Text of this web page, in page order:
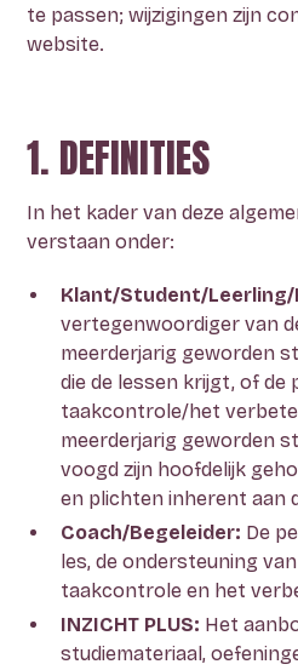
ONTDEK ONS
te passen; wijzigingen zijn
website.
1. DEFINITIES
In het kader van deze
verstaan onder:
Klant/Student/Leerling/
vertegenwoordiger van
meerderjarig geworden
die de lessen krijgt, of de
taakcontrole/het
meerderjarig geworden
voogd zijn hoofdelijk
en plichten inherent aan
Coach/Begeleider: De
les, de ondersteuning
taakcontrole en het
INZICHT PLUS: Het
studiemateriaal,